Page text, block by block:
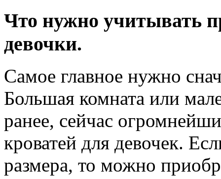
Что нужно учитывать
девочки.
Самое главное нужно
Большая комната или
ранее, сейчас
кроватей для девочек.
размера, то можно